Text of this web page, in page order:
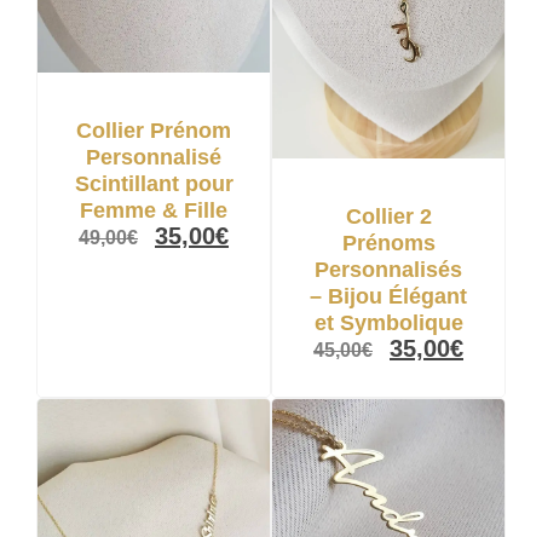
Collier Prénom
Personnalisé
Scintillant pour
Femme & Fille
49,00€ 35,00€
Collier 2
Prénoms
Personnalisés
– Bijou Élégant
et Symbolique
45,00€ 35,00€